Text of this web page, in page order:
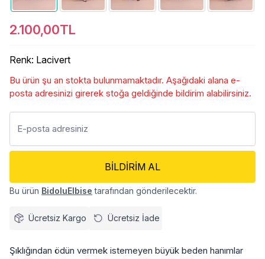
2.100,00TL
Renk: Lacivert
Bu ürün şu an stokta bulunmamaktadır. Aşağıdaki alana e-
posta adresinizi girerek stoğa geldiğinde bildirim alabilirsiniz.
BILDIRIM AL
Bu ürün BidoluElbise tarafından gönderilecektir.
Ücretsiz Kargo Ücretsiz İade
Şıklığından ödün vermek istemeyen büyük beden hanımlar